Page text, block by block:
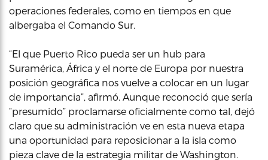
operaciones federales, como en tiempos en que
albergaba el Comando Sur.
“El que Puerto Rico pueda ser un hub para
Suramérica, África y el norte de Europa por nuestra
posición geográfica nos vuelve a colocar en un lugar
de importancia”, afirmó. Aunque reconoció que sería
“presumido” proclamarse oficialmente como tal, dejó
claro que su administración ve en esta nueva etapa
una oportunidad para reposicionar a la isla como
pieza clave de la estrategia militar de Washington.